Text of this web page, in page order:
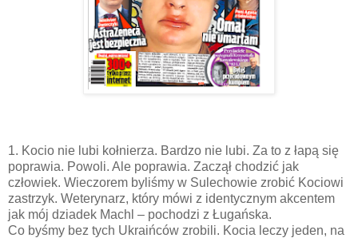
1. Kocio nie lubi kołnierza. Bardzo nie lubi. Za to z łapą się
poprawia. Powoli. Ale poprawia. Zaczął chodzić jak
człowiek. Wieczorem byliśmy w Sulechowie zrobić Kociowi
zastrzyk. Weterynarz, który mówi z identycznym akcentem
jak mój dziadek Machl – pochodzi z Ługańska.
Co byśmy bez tych Ukraińców zrobili. Kocia leczy jeden, na